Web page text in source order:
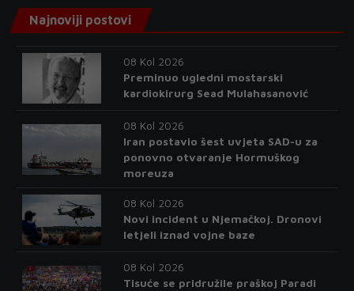
Najnoviji postovi
08 Kol 2026
Preminuo ugledni mostarski
kardiokirurg Sead Mulahasanović
08 Kol 2026
Iran postavio šest uvjeta SAD-u za
ponovno otvaranje Hormuškog
moreuza
08 Kol 2026
Novi incident u Njemačkoj. Dronovi
letjeli iznad vojne baze
08 Kol 2026
Tisuće se pridružile praškoj Paradi